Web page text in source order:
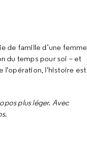
de famille d’une femme
du temps pour soi – et
l'opération, l'histoire est
plus léger. Avec